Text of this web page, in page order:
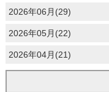
2026年06月(29)
2026年05月(22)
2026年04月(21)